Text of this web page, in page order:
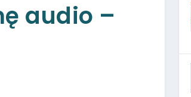
audio –